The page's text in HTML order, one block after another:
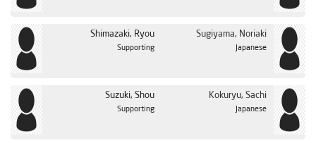
Shimazaki, Ryou
Supporting
Sugiyama, Noriaki
Japanese
Suzuki, Shou
Supporting
Kokuryu, Sachi
Japanese